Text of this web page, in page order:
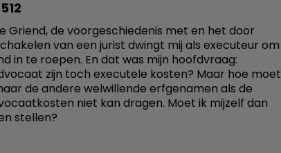
Griend, de voorgeschiedenis met en het door
van een jurist dwingt mij als executeur om
in te roepen. En dat was mijn hoofdvraag:
zijn toch executele kosten? Maar hoe moet
de andere welwillende erfgenamen als de
niet kan dragen. Moet ik mijzelf dan
stellen?